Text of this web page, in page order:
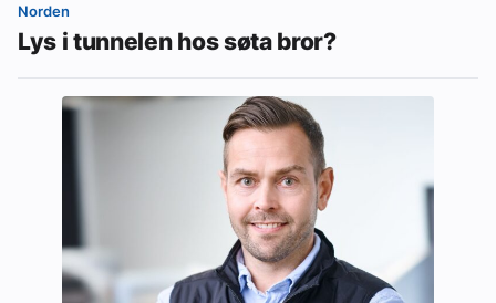
Norden
Lys i tunnelen hos søta bror?